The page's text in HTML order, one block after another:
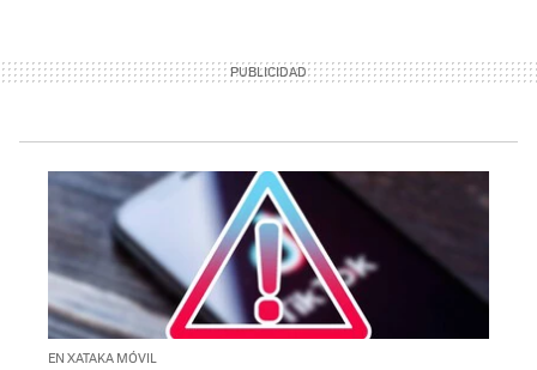
EN XATAKA MÓVIL